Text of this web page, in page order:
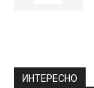
ИНТЕРЕСНО